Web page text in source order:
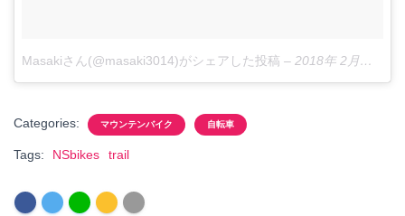
Masakiさん(@masaki3014)がシェアした投稿 – 2018年 2月月26日午前4時27分PST
Categories: マウンテンバイク 自転車
Tags: NSbikes trail